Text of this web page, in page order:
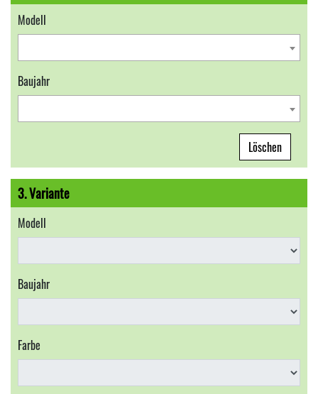
Modell
Baujahr
Löschen
3. Variante
Modell
Baujahr
Farbe